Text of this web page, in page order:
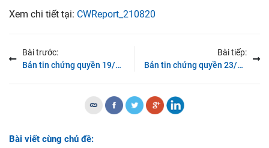
Xem chi tiết tại: CWReport_210820
Bài trước:
Bản tin chứng quyền 19/08/2021: Thanh khoản cạn kiệt
Bài tiếp:
Bản tin chứng quyền 23/08/2021: Diễn biến tiêu cực vẫn chưa chấm dứt
Bài viết cùng chủ đề: